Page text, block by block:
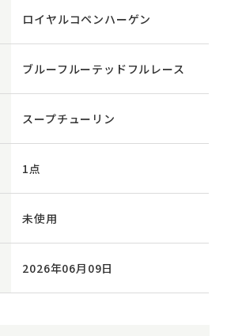
ロイヤルコペンハーゲン
ブルーフルーテッドフルレース
スープチューリン
1点
未使用
2026年06月09日